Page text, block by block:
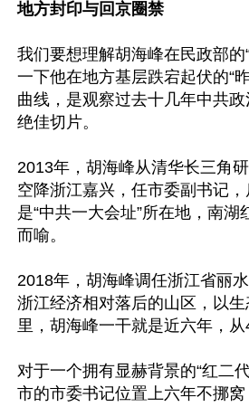
地方封印与回京圈禁
我们要想理解胡海峰在民政部的
一下他在地方基层跌宕起伏的“
曲线，是观察过去十几年中共
绝佳切片。
2013年，胡海峰从清华长三角
空降浙江嘉兴，任市委副书记
是“中共一大会址”所在地，南
而喻。
2018年，胡海峰调任浙江省丽
浙江经济相对落后的山区，以
里，胡海峰一干就是近六年，从
对于一个拥有显赫背景的“红二
市的市委书记位置上六年不挪